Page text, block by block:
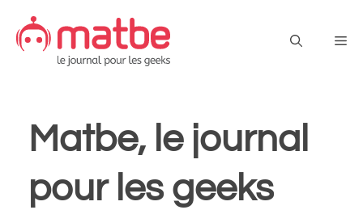
contenu
Matbe, le journal
pour les geeks